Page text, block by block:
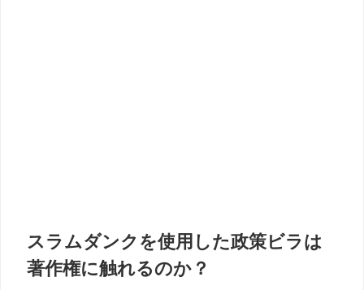
スラムダンクを使用した政策ビラは
著作権に触れるのか？